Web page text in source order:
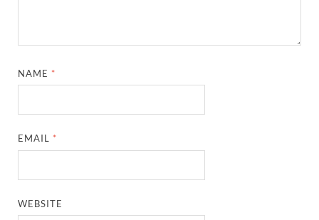
NAME *
EMAIL *
WEBSITE